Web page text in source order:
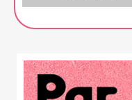
鎊，一輩子不愁吃
保護，連日本年度
救收視率；台灣天
朵》、今年歌手王